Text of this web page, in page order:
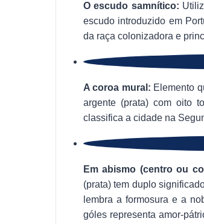
O escudo samnítico:
escudo introduzido em
da raça colonizadora e
A coroa mural: Elemento
argente (prata) com oito
classifica a cidade na
Em abismo (centro ou
(prata) tem duplo
lembra a formosura e a
góles representa amor-